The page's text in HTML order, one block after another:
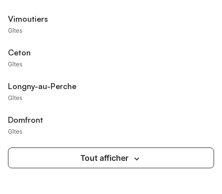
Vimoutiers
Gîtes
Ceton
Gîtes
Longny-au-Perche
Gîtes
Domfront
Gîtes
Tout afficher